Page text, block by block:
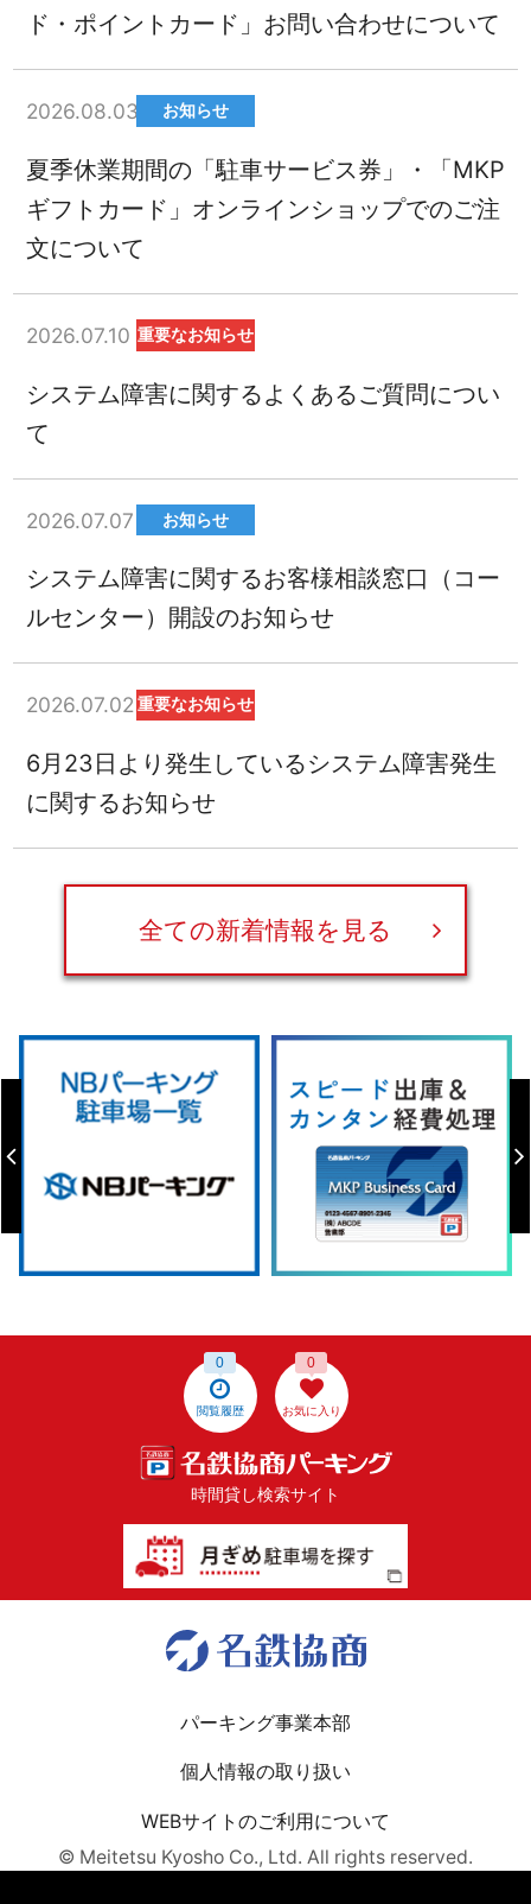
ド・ポイントカード」お問い合わせについて
2026.08.03 お知らせ
夏季休業期間の「駐車サービス券」・「MKP
ギフトカード」オンラインショップでのご注
文について
2026.07.10 重要なお知らせ
システム障害に関するよくあるご質問につい
て
2026.07.07 お知らせ
システム障害に関するお客様相談窓口（コー
ルセンター）開設のお知らせ
2026.07.02 重要なお知らせ
6月23日より発生しているシステム障害発生
に関するお知らせ
全ての新着情報を見る
閲覧履歴
0
お気に入り
0
時間貸し検索サイト
パーキング事業本部
個人情報の取り扱い
WEBサイトのご利用について
© Meitetsu Kyosho Co., Ltd. All rights reserved.